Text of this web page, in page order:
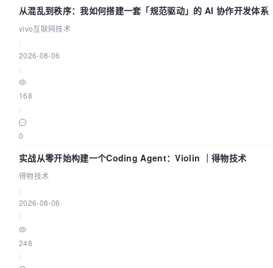
从混乱到秩序：我如何搭建一套「规范驱动」的 AI 协作开发体系
vivo互联网技术
2026-08-06
168
0
实战从零开始构建一个Coding Agent：Violin ｜得物技术
得物技术
2026-08-06
248